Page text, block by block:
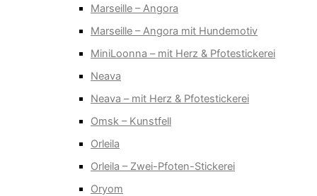
Marseille – Angora
Marseille – Angora mit Hundemotiv
MiniLoonna – mit Herz & Pfotestickerei
Neava
Neava – mit Herz & Pfotestickerei
Omsk – Kunstfell
Orleila
Orleila – Zwei-Pfoten-Stickerei
Oryom